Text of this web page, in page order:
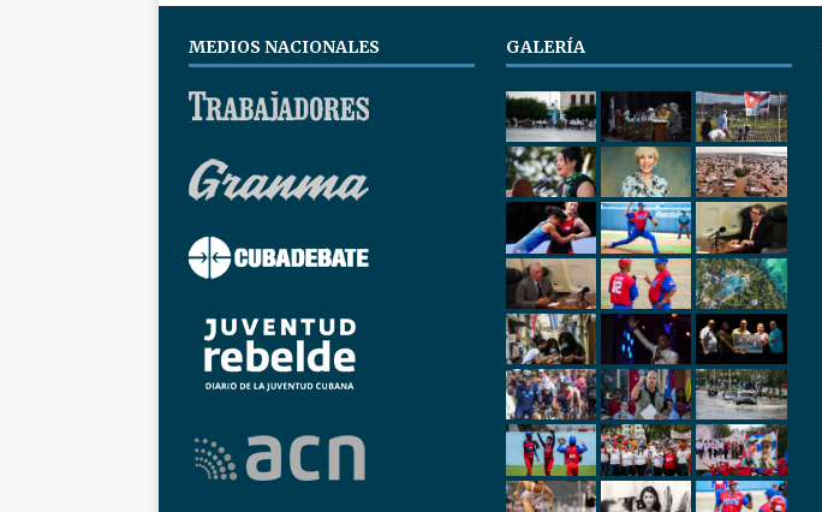
MEDIOS NACIONALES GALERÍA